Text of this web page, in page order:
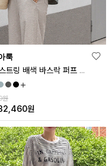
룩
아코 스트링 배색 바스락 퍼프 반팔티
원
원